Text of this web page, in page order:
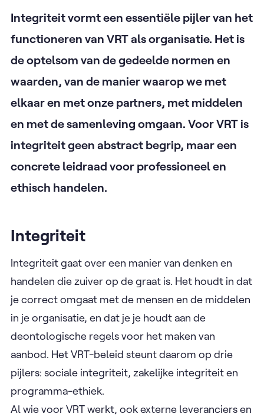
Integriteit vormt een essentiële pijler van het
functioneren van VRT als organisatie. Het is
de optelsom van de gedeelde normen en
waarden, van de manier waarop we met
elkaar en met onze partners, met middelen
en met de samenleving omgaan. Voor VRT is
integriteit geen abstract begrip, maar een
concrete leidraad voor professioneel en
ethisch handelen.
Integriteit
Integriteit gaat over een manier van denken en
handelen die zuiver op de graat is. Het houdt in dat
je correct omgaat met de mensen en de middelen
in je organisatie, en dat je je houdt aan de
deontologische regels voor het maken van
aanbod. Het VRT-beleid steunt daarom op drie
pijlers: sociale integriteit, zakelijke integriteit en
programma-ethiek.
Al wie voor VRT werkt, ook externe leveranciers en